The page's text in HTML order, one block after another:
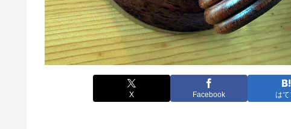
X Facebook は